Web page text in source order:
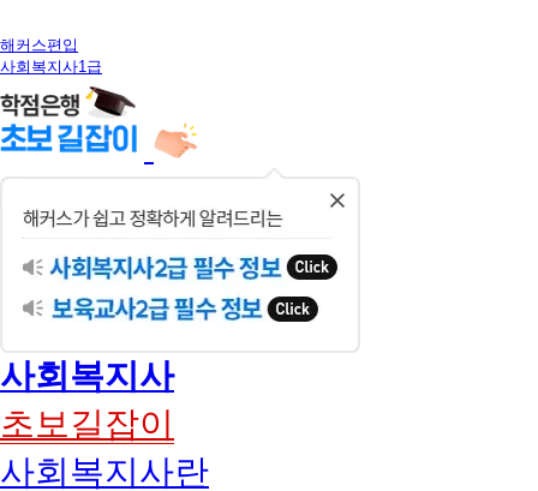
해커스편입
사회복지사1급
사회복지사
초보길잡이
사회복지사란